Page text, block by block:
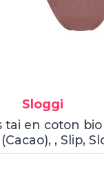
Sloggi
tai en coton bio
, Slip,
5%